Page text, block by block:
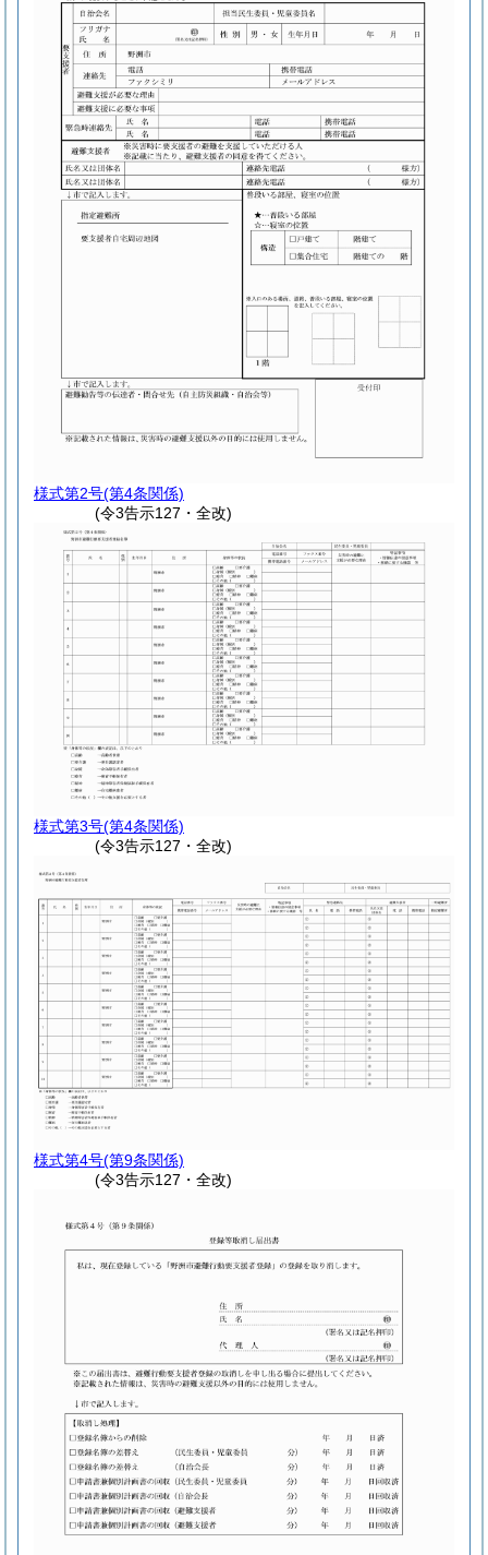
様式第2号(第4条関係)
(令3告示127・全改)
様式第3号(第4条関係)
(令3告示127・全改)
様式第4号(第9条関係)
(令3告示127・全改)